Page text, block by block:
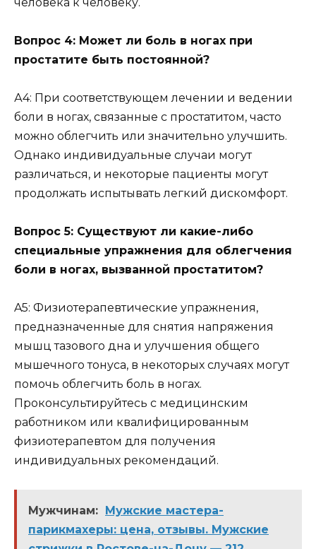
Вопрос 4: Может ли боль в ногах при
простатите быть постоянной?
А4: При соответствующем лечении и ведении
боли в ногах, связанные с простатитом, часто
можно облегчить или значительно улучшить.
Однако индивидуальные случаи могут
различаться, и некоторые пациенты могут
продолжать испытывать легкий дискомфорт.
Вопрос 5: Существуют ли какие-либо
специальные упражнения для облегчения
боли в ногах, вызванной простатитом?
A5: Физиотерапевтические упражнения,
предназначенные для снятия напряжения
мышц тазового дна и улучшения общего
мышечного тонуса, в некоторых случаях могут
помочь облегчить боль в ногах.
Проконсультируйтесь с медицинским
работником или квалифицированным
физиотерапевтом для получения
индивидуальных рекомендаций.
Мужчинам: Мужские мастера-
парикмахеры: цена, отзывы. Мужские